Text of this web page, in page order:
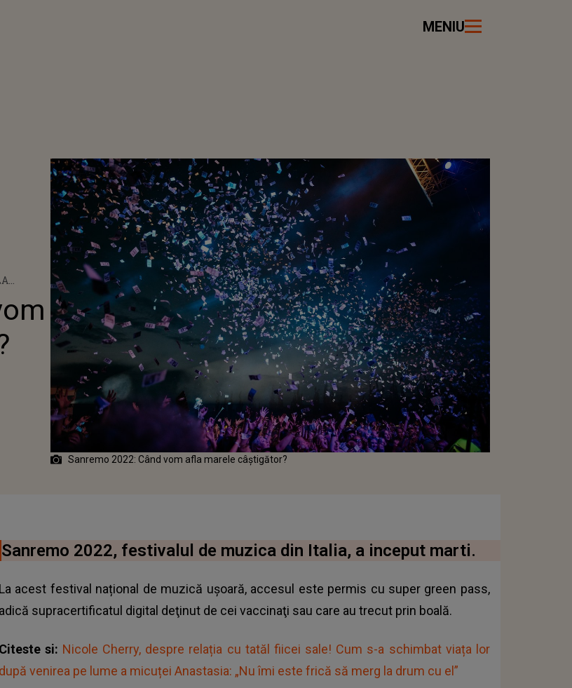
MENIU
Sanremo 2022: Când vom afla marele câştigător?
ARTICOLUL
Sanremo 2022, festivalul de muzica din Italia, a inceput marti.
acest festival național de muzică ușoară, accesul este permis cu super green pass,
adică supracertificatul digital deţinut de cei vaccinaţi sau care au trecut prin boală.
Citeste si: Nicole Cherry, despre relația cu tatăl fiicei sale! Cum s-a schimbat viața lor
după venirea pe lume a micuței Anastasia: „Nu îmi este frică să merg la drum cu el”